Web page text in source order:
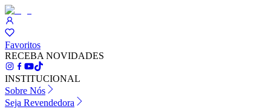
Favoritos
RECEBA NOVIDADES
INSTITUCIONAL
Sobre Nós
Seja Revendedora